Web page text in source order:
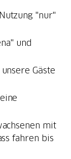
"nur"
und
Gäste
mit
fahren bis